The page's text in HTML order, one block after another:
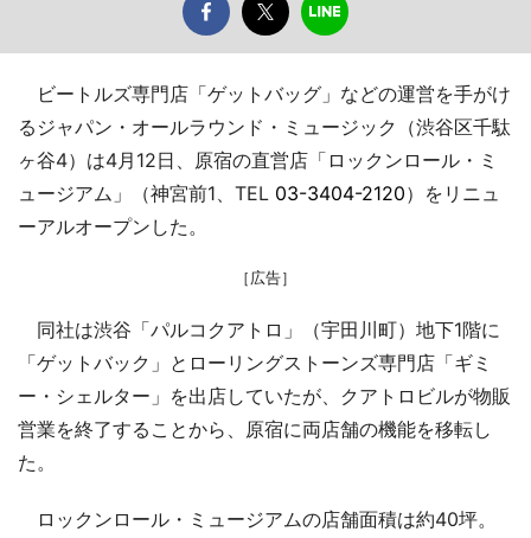
ビートルズ専門店「ゲットバッグ」などの運営を手がけ
るジャパン・オールラウンド・ミュージック（渋谷区千駄
ヶ谷4）は4月12日、原宿の直営店「ロックンロール・ミ
ュージアム」（神宮前1、TEL 03-3404-2120）をリニュ
ーアルオープンした。
［広告］
同社は渋谷「パルコクアトロ」（宇田川町）地下1階に
「ゲットバック」とローリングストーンズ専門店「ギミ
ー・シェルター」を出店していたが、クアトロビルが物販
営業を終了することから、原宿に両店舗の機能を移転し
た。
ロックンロール・ミュージアムの店舗面積は約40坪。